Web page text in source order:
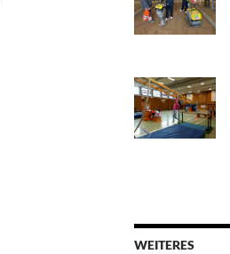
WEITERES